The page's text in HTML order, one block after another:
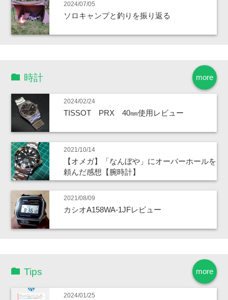
2024/07/05
ソロキャンプと釣りを振り返る
more
時計
2024/02/24
TISSOT PRX 40㎜使用レビュー
2021/10/14
【オメガ】「なんぼや」にオーバーホールを
頼んだ感想【腕時計】
2021/08/09
カシオA158WA-1JFレビュー
more
Tips
2024/01/25